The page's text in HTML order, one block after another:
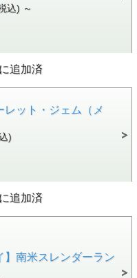
込) ～
追加済
レット・ジェム（メ
)
追加済
】南米スレンダーラン